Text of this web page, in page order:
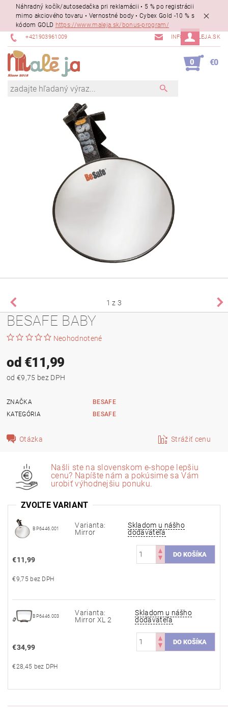
Náhradný kočík/autosedačka pri reklamácii • 5 % po registrácii
mimo akciového tovaru • Vernostné body • Cybex Gold -10 % s
kódom GOLD https://www.maleja.sk/bonus-program/
+421903961009 INFO@MALEJA.SK
0 €0
1 z 3
BESAFE BABY
Neohodnotené
od €11,99
od €9,75 bez DPH
ZNAČKA
BESAFE
KATEGÓRIA
BESAFE
Otázka Strážiť cenu
Našli ste na slovenskom e-shope lepšiu
cenu? Napíšte nám a pokúsime sa Vám
urobiť výhodnejšiu ponuku.
ZVOĽTE VARIANT
BP6446.001
Varianta:
Mirror
Skladom u nášho
dodávateľa
€11,99
€9,75 bez DPH
BP6446.003
Varianta:
Mirror XL 2
Skladom u nášho
dodávateľa
€34,99
€28,45 bez DPH